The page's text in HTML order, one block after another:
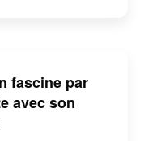
fascine par
avec son